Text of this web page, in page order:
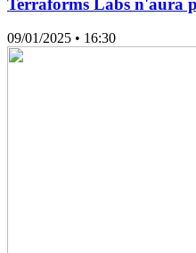
Terraforms Labs n'aura
09/01/2025 • 16:30